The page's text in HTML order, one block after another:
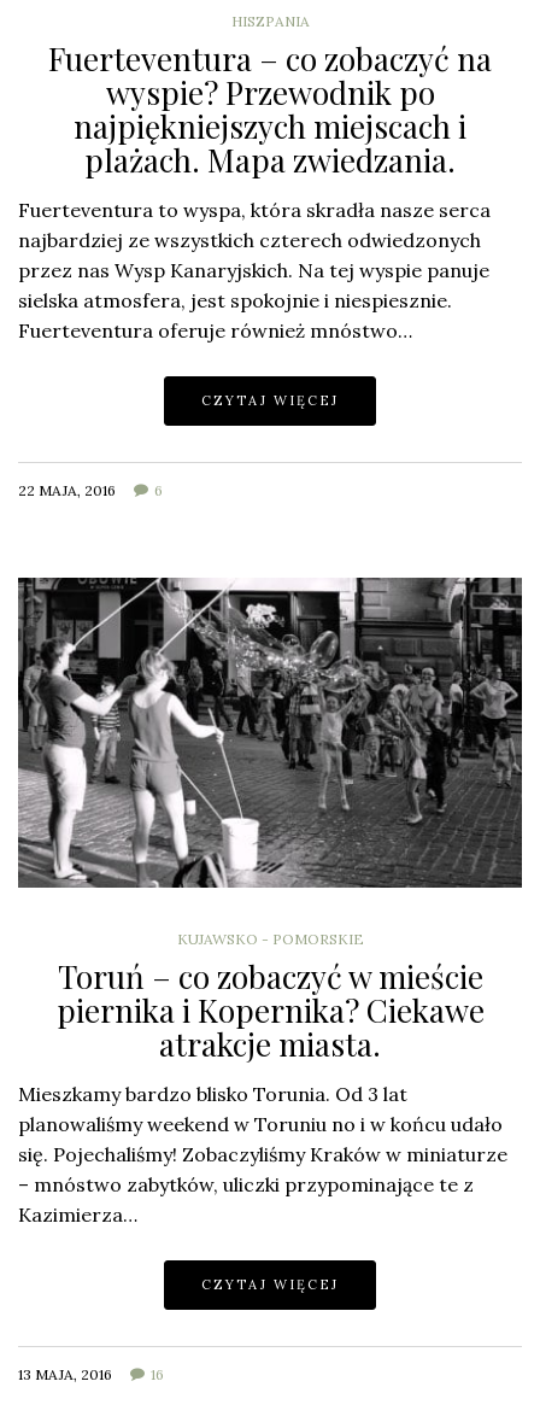
HISZPANIA
Fuerteventura – co zobaczyć na
wyspie? Przewodnik po
najpiękniejszych miejscach i
plażach. Mapa zwiedzania.
Fuerteventura to wyspa, która skradła nasze serca
najbardziej ze wszystkich czterech odwiedzonych
przez nas Wysp Kanaryjskich. Na tej wyspie panuje
sielska atmosfera, jest spokojnie i niespiesznie.
Fuerteventura oferuje również mnóstwo…
CZYTAJ WIĘCEJ
22 MAJA, 2016 6
KUJAWSKO - POMORSKIE
Toruń – co zobaczyć w mieście
piernika i Kopernika? Ciekawe
atrakcje miasta.
Mieszkamy bardzo blisko Torunia. Od 3 lat
planowaliśmy weekend w Toruniu no i w końcu udało
się. Pojechaliśmy! Zobaczyliśmy Kraków w miniaturze
– mnóstwo zabytków, uliczki przypominające te z
Kazimierza…
CZYTAJ WIĘCEJ
13 MAJA, 2016 16